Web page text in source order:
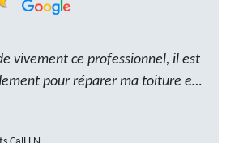
vivement ce professionnel, il est
pour réparer ma toiture et
Très, ponctuel et à l’écoute, le